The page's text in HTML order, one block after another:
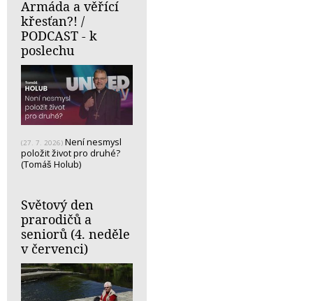
Armáda a věřící
křesťan?! /
PODCAST - k
poslechu
(27. 7. 2026) Není nesmysl
položit život pro druhé?
(Tomáš Holub)
Světový den
prarodičů a
seniorů (4. neděle
v červenci)